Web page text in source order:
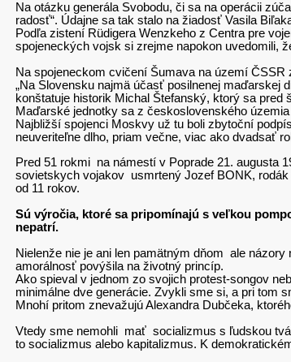
Na otázku generála Svobodu, či sa na operácii
radosť“. Údajne sa tak stalo na žiadosť Vasila
Podľa zistení Rüdigera Wenzkeho z Centra pre
spojeneckých vojsk si zrejme napokon uvedomili,
Na spojeneckom cvičení Šumava na území
„Na Slovensku najmä účasť posilnenej maďarskej
konštatuje historik Michal Štefanský, ktorý sa
Maďarské jednotky sa z československého
Najbližší spojenci Moskvy už tu boli zbytoční
neuveriteľne dlho, priam večne, viac ako dvadsať
Pred 51 rokmi na námestí v Poprade 21. augusta
sovietskych vojakov usmrtený Jozef BONK,
od 11 rokov.
Sú výročia, ktoré sa pripomínajú s veľkou
nepatrí.
Nielenže nie je ani len pamätným dňom ale
amorálnosť povýšila na životný princíp.
Ako spieval v jednom zo svojich protest-songov
minimálne dve generácie. Zvykli sme si, a pri tom
Mnohí pritom znevažujú Alexandra Dubčeka,
Vtedy sme nemohli mať socializmus s ľudskou
to socializmus alebo kapitalizmus. K